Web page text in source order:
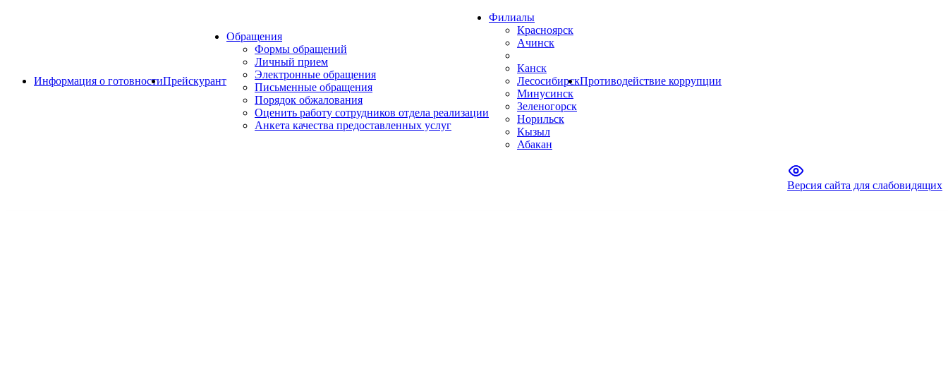
Информация о готовностиПрейскурант
Обращения
Формы обращений
Личный прием
Электронные обращения
Письменные обращения
Порядок обжалования
Оценить работу сотрудников отдела реализации
Анкета качества предоставленных услуг
Филиалы
Красноярск
Ачинск
Канск
Лесосибирск
Минусинск
Зеленогорск
Норильск
Кызыл
Абакан
Противодействие коррупции
Версия сайта для слабовидящих